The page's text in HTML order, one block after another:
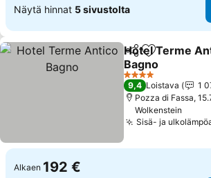
Näytä hinnat 5 sivustolta
Jaa Lisää
Hotel Terme
Bagno
Katso hinnat
4 Tähtiluokitus
9,4 Loistava
1
Pozza di Fassa,
Wolkenstein
Sisä- ja
Alkaen 192 €